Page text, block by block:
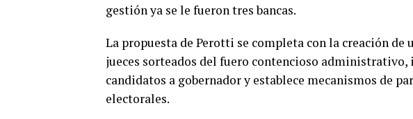
gestión ya se le fueron tres bancas.
La propuesta de Perotti se completa con la creación
jueces sorteados del fuero contencioso
candidatos a gobernador y establece mecanismos de
electorales.